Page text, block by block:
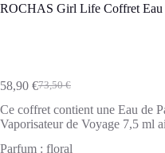
ROCHAS Girl Life Coffret Eau
73,50€
Le
prix
initial
73,50 €.
58,90 €Le
prix
actuel
58,90 €.
Ce coffret contient une Eau de
Vaporisateur de Voyage 7,5 ml
Parfum : floral